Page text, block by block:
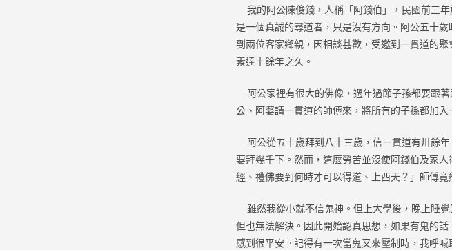
我的阿公陳俊錢，人稱「阿錢伯」，民國前三
是一個真誠的尋道者，只是沒有方向。阿公五十
到兩位客家鄉親，因相談甚歡，受邀到一貫道的
素達十餘年之久。
阿公家裡有很大的佛像，過年過節子孫都要跟
公、阿婆請一貫道的師傅來，將所有的子孫都加入
阿公從五十歲拜到八十三歲，信一貫道有卅餘
要拜幾千下。然而，這麼勞苦並沒使阿錢伯及家
經、禮佛要到何時才可以得道、上西天？」師傅竟
雖然我從小就不信鬼神。但上大學後，晚上睡
但也無法解決。因此開始認真思想，如果有鬼的
感到很平安。記得有一次當鬼又來壓制時，我呼